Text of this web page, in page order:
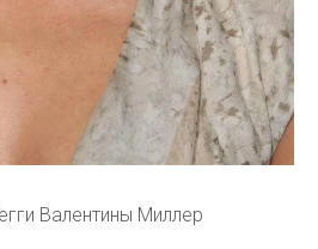
Валентины Миллер